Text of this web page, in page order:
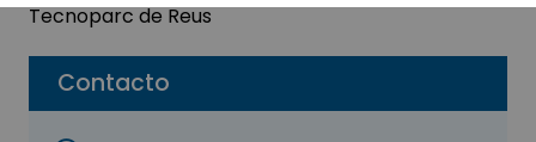
Contacto
Tecnoparc de Reus